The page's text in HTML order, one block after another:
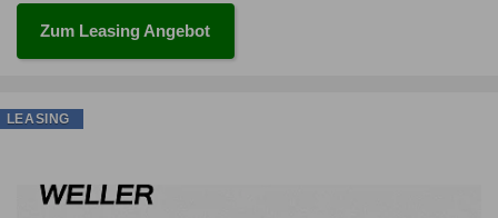
Zum Leasing Angebot
LEASING